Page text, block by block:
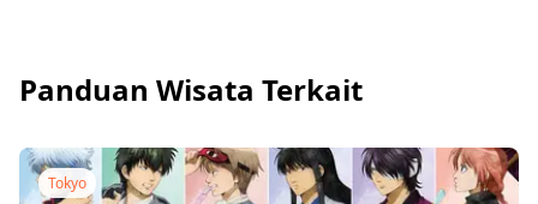
Panduan Wisata Terkait
Tokyo